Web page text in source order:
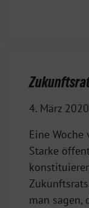
4. März 2020
Eine Woche
Starke
man sagen,